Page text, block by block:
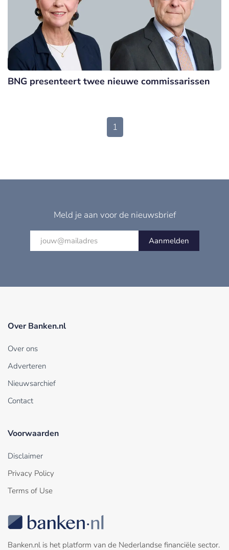
BNG presenteert twee nieuwe commissarissen
1
Meld je aan voor de nieuwsbrief
Aanmelden
Over Banken.nl
Over ons
Adverteren
Nieuwsarchief
Contact
Voorwaarden
Disclaimer
Privacy Policy
Terms of Use
Banken.nl is het platform van de Nederlandse financiële sector.